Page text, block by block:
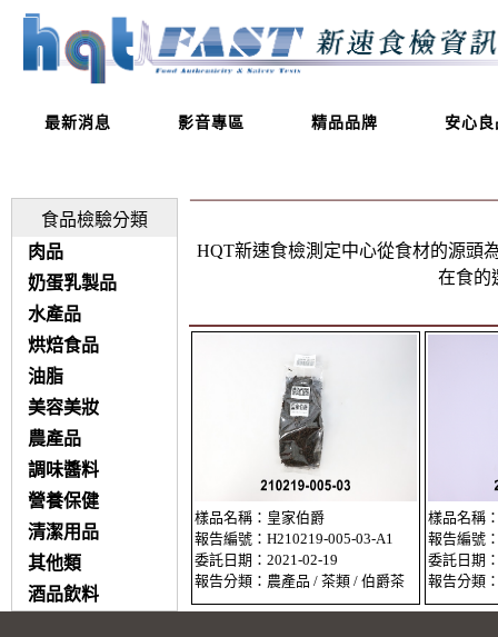
最新消息 影音專區 精品品牌 安心良
食品檢驗分類
肉品
奶蛋乳製品
水產品
烘焙食品
油脂
美容美妝
農產品
調味醬料
營養保健
清潔用品
其他類
酒品飲料
HQT新速食檢測定中心從食材的源頭
在食的
樣品名稱：皇家伯爵
報告編號：H210219-005-03-A1
委託日期：2021-02-19
報告分類：農產品 / 茶類 / 伯爵茶
樣品名稱
報告編號
委託日期
報告分類